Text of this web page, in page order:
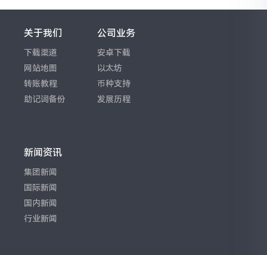
关于我们
下载渠道
网站地图
转账教程
助记词备份
公司业务
安卓下载
以太坊
币种支持
发展历程
新闻资讯
集团新闻
国际新闻
国内新闻
行业新闻